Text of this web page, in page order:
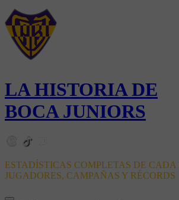
LA HISTORIA DE
BOCA JUNIORS
ESTADÍSTICAS COMPLETAS DE CADA
JUGADORES, CAMPAÑAS Y RÉCORDS